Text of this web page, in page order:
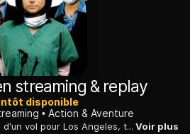
streaming & replay
disponible
Action & Aventure
Un surfeur, meurt au cours d'un vol pour Los Angeles, terrasé par un virus qu'il a attrapé en Australie. L'avion atterrit sur une piste de sécurité et les passagers du vol sont mis en quarantaine. Voir plus